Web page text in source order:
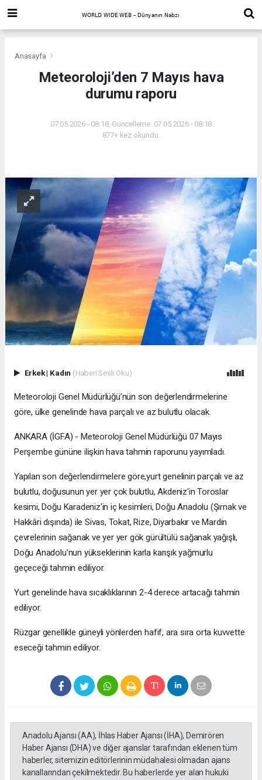
Anasayfa
Meteoroloji’den 7 Mayıs hava
durumu raporu
07.05.2026 - 08:18, Güncelleme: 07.05.2026 - 08:18
877+ kez okundu.
Erkek| Kadın (Haberi Sesli Oku)
Meteoroloji Genel Müdürlüğü’nün son değerlendirmelerine
göre, ülke genelinde hava parçalı ve az bulutlu olacak.
ANKARA (İGFA) - Meteoroloji Genel Müdürlüğü 07 Mayıs
Perşembe gününe ilişkin hava tahmin raporunu yayımladı.
Yapılan son değerlendirmelere göre,yurt genelinin parçalı ve az
bulutlu, doğusunun yer yer çok bulutlu, Akdeniz'in Toroslar
kesimi, Doğu Karadeniz'in iç kesimleri, Doğu Anadolu (Şırnak ve
Hakkâri dışında) ile Sivas, Tokat, Rize, Diyarbakır ve Mardin
çevrelerinin sağanak ve yer yer gök gürültülü sağanak yağışlı,
Doğu Anadolu'nun yükseklerinin karla karışık yağmurlu
geçeceği tahmin ediliyor.
Yurt genelinde hava sıcaklıklarının 2-4 derece artacağı tahmin
ediliyor.
Rüzgar genellikle güneyli yönlerden hafif, ara sıra orta kuvvette
eseceği tahmin ediliyor.
Anadolu Ajansı (AA), İhlas Haber Ajansı (İHA), Demirören
Haber Ajansı (DHA) ve diğer ajanslar tarafından eklenen tüm
haberler, sitemizin editörlerinin müdahalesi olmadan ajans
kanallarından çekilmektedir. Bu haberlerde yer alan hukuki